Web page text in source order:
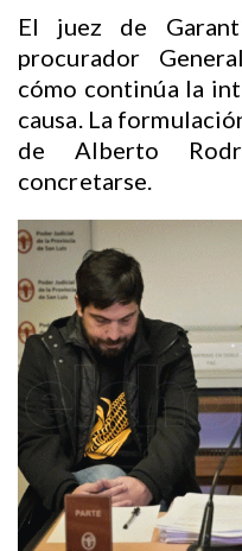
El juez de
procurador
cómo continúa la
causa. La
de Alberto
concretarse.